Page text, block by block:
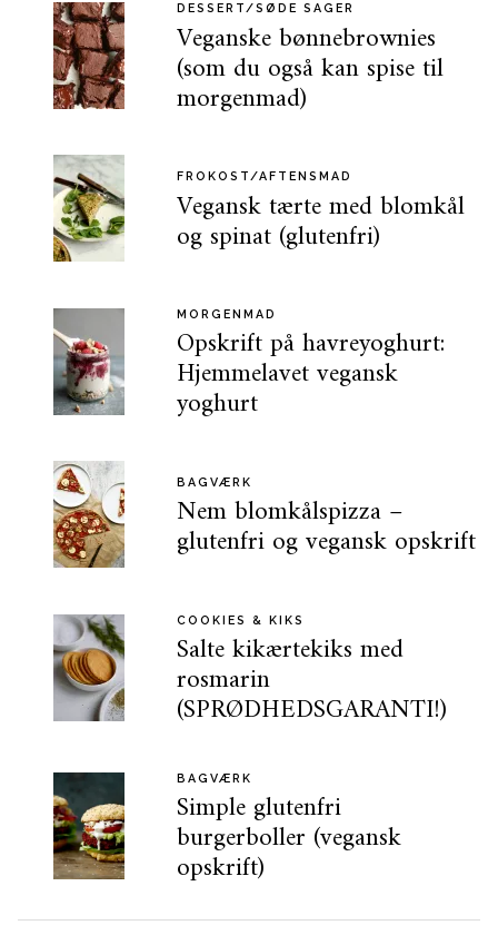
DESSERT/SØDE SAGER
Veganske bønnebrownies
(som du også kan spise til
morgenmad)
FROKOST/AFTENSMAD
Vegansk tærte med blomkål
og spinat (glutenfri)
MORGENMAD
Opskrift på havreyoghurt:
Hjemmelavet vegansk
yoghurt
BAGVÆRK
Nem blomkålspizza –
glutenfri og vegansk opskrift
COOKIES & KIKS
Salte kikærtekiks med
rosmarin
(SPRØDHEDSGARANTI!)
BAGVÆRK
Simple glutenfri
burgerboller (vegansk
opskrift)